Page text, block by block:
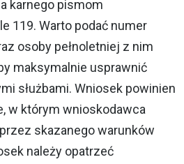
karnego pismom
119. Warto podać numer
osoby pełnoletniej z nim
maksymalnie usprawnić
służbami. Wniosek powinien
w którym wnioskodawca
skazanego warunków
należy opatrzeć